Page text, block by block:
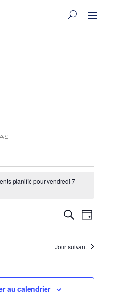
planifié pour vendredi 7
de
Recherche
de
vues
Jour
Jour suivant
au calendrier